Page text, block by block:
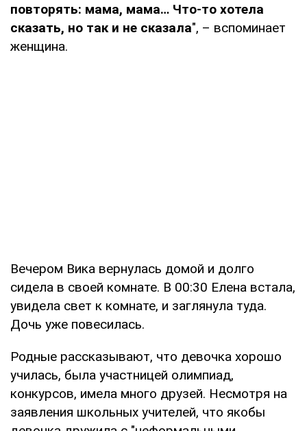
повторять: мама, мама… Что-то хотела
сказать, но так и не сказала", – вспоминает
женщина.
Вечером Вика вернулась домой и долго
сидела в своей комнате. В 00:30 Елена встала,
увидела свет к комнате, и заглянула туда.
Дочь уже повесилась.
Родные рассказывают, что девочка хорошо
училась, была участницей олимпиад,
конкурсов, имела много друзей. Несмотря на
заявления школьных учителей, что якобы